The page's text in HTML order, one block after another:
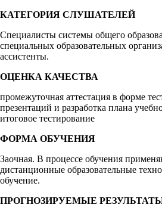
КАТЕГОРИЯ СЛУШАТЕЛЕЙ
Специалисты системы общего
специальных образовательных
ассистенты.
ОЦЕНКА КАЧЕСТВА
промежуточная аттестация в форме
презентаций и разработка плана
итоговое тестирование
ФОРМА ОБУЧЕНИЯ
Заочная. В процессе обучения
дистанционные образовательные
обучение.
ПРОГНОЗИРУЕМЫЕ